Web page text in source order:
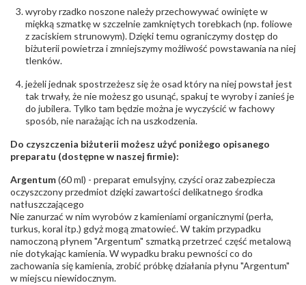
wyroby rzadko noszone należy przechowywać owinięte w
miękką szmatkę w szczelnie zamkniętych torebkach (np. foliowe
z zaciskiem strunowym). Dzięki temu ograniczymy dostęp do
biżuterii powietrza i zmniejszymy możliwość powstawania na niej
tlenków.
jeżeli jednak spostrzeżesz się że osad który na niej powstał jest
tak trwały, że nie możesz go usunąć, spakuj te wyroby i zanieś je
do jubilera. Tylko tam będzie można je wyczyścić w fachowy
sposób, nie narażając ich na uszkodzenia.
Do czyszczenia biżuterii możesz użyć poniżego opisanego
preparatu (dostępne w naszej firmie):
Argentum(60 ml) - preparat emulsyjny, czyści oraz zabezpiecza
oczyszczony przedmiot dzięki zawartości delikatnego środka
natłuszczającego
Nie zanurzać w nim wyrobów z kamieniami organicznymi (perła,
turkus, koral itp.) gdyż mogą zmatowieć. W takim przypadku
namoczoną płynem "Argentum" szmatką przetrzeć część metalową
nie dotykając kamienia. W wypadku braku pewności co do
zachowania się kamienia, zrobić próbkę działania płynu "Argentum"
w miejscu niewidocznym.